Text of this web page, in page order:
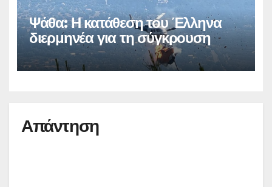
Ψάθα: Η κατάθεση του Έλληνα
διερμηνέα για τη σύγκρουση
Απάντηση